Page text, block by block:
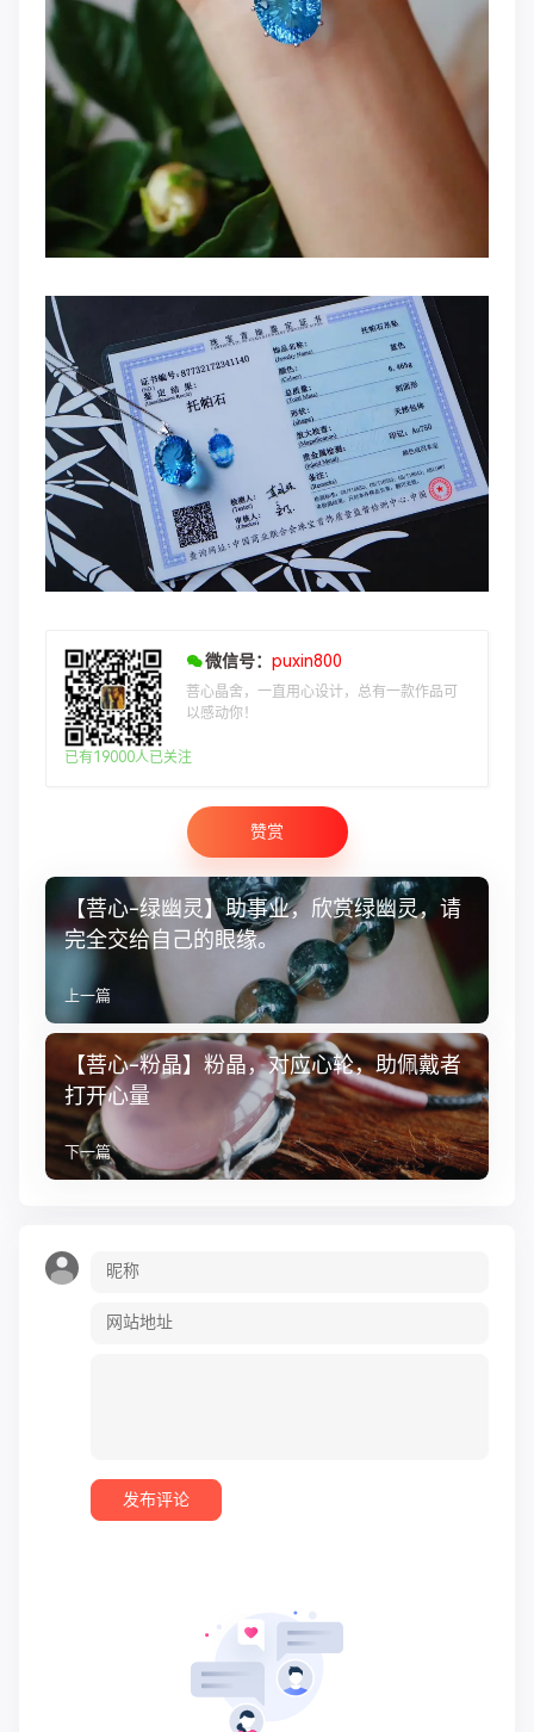
微信号： puxin800
菩心晶舍，一直用心设计，总有一款作品可
以感动你！
已有19000人已关注
赞赏
【菩心-绿幽灵】助事业，欣赏绿幽灵，请
完全交给自己的眼缘。
上一篇
【菩心-粉晶】粉晶，对应心轮，助佩戴者
打开心量
下一篇